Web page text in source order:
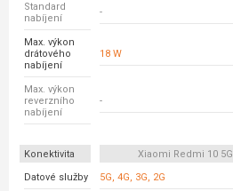
Standard
nabíjení
-
Max. výkon
drátového
nabíjení
18 W
Max. výkon
reverzního
nabíjení
-
Konektivita Xiaomi Redmi 10 5G
Datové služby
5G, 4G, 3G, 2G